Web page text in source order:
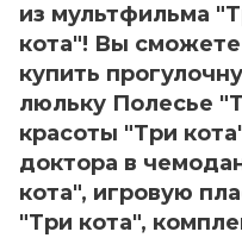
из мультфильма
кота"! Вы сможете
купить
люльку Полесье
красоты "Три
доктора в
кота", игровую
"Три кота",